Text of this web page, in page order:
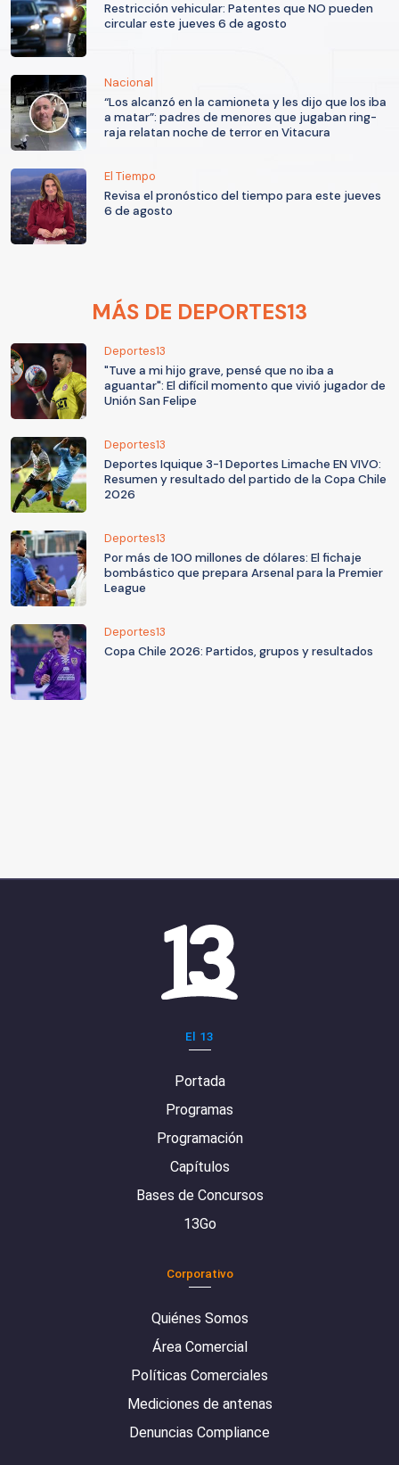
Restricción vehicular: Patentes que NO pueden
circular este jueves 6 de agosto
Nacional
“Los alcanzó en la camioneta y les dijo que los iba
a matar”: padres de menores que jugaban ring-
raja relatan noche de terror en Vitacura
El Tiempo
Revisa el pronóstico del tiempo para este jueves
6 de agosto
MÁS DE DEPORTES13
Deportes13
"Tuve a mi hijo grave, pensé que no iba a
aguantar": El difícil momento que vivió jugador de
Unión San Felipe
Deportes13
Deportes Iquique 3-1 Deportes Limache EN VIVO:
Resumen y resultado del partido de la Copa Chile
2026
Deportes13
Por más de 100 millones de dólares: El fichaje
bombástico que prepara Arsenal para la Premier
League
Deportes13
Copa Chile 2026: Partidos, grupos y resultados
El 13
Portada
Programas
Programación
Capítulos
Bases de Concursos
13Go
Corporativo
Quiénes Somos
Área Comercial
Políticas Comerciales
Mediciones de antenas
Denuncias Compliance